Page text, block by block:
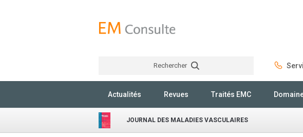
Rechercher
Actualités Revues Traités EMC
JOURNAL DES MALADIES VASCULAIRES